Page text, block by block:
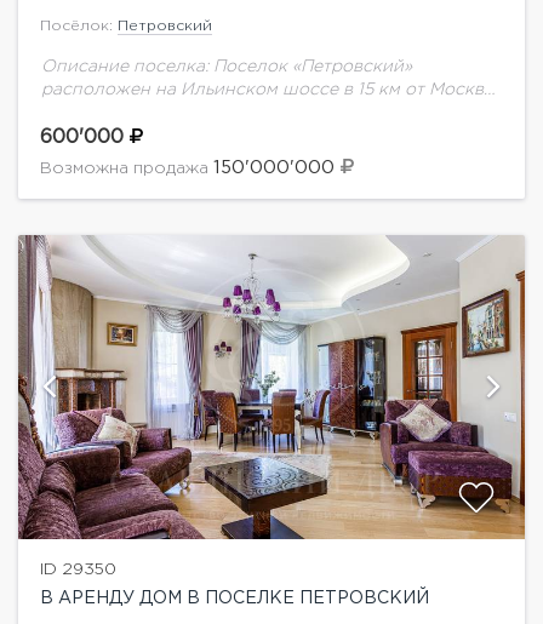
Посёлок: Петровский
Описание поселка: Поселок «Петровский»
расположен на Ильинском шоссе в 15 км от Москвы,
Добраться до столицы можно по Новорижскому и
Рублево-Успенскому шоссе,...
600'000
Возможна продажа 150'000'000
ID 29350
В АРЕНДУ ДОМ В ПОСЕЛКЕ ПЕТРОВСКИЙ